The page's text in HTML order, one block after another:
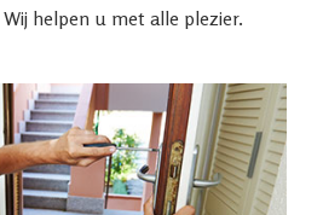
helpen u met alle plezier.